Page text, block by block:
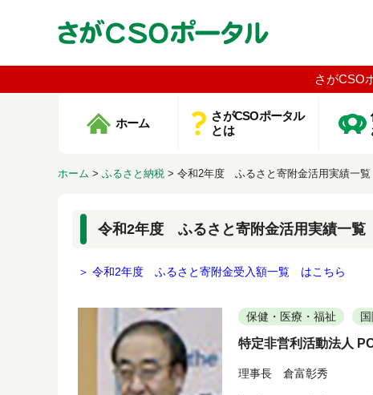
さがCSO
ホーム
さがCSOポータル
とは
ホーム > ふるさと納税 > 令和2年度 ふるさと寄附金活用実績一覧
令和2年度 ふるさと寄附金活用実績一覧
＞ 令和2年度 ふるさと寄附金受入額一覧 はこちら
保健・医療・福祉
特定非営利活動法人
理事長 倉富彰秀